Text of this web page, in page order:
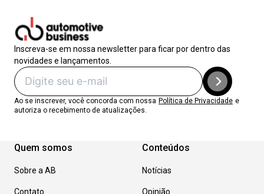
Inscreva-se em nossa newsletter para ficar por dentro das
novidades e lançamentos.
Ao se inscrever, você concorda com nossa Política de Privacidade e
autoriza o recebimento de atualizações.
Quem somos
Sobre a AB
Contato
Conteúdos
Notícias
Opinião